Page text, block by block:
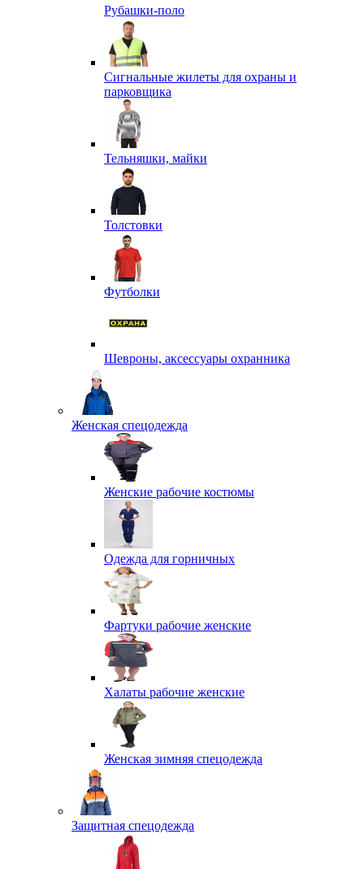
Рубашки-поло
Сигнальные жилеты для охраны и
парковщика
Тельняшки, майки
Толстовки
Футболки
Шевроны, аксессуары охранника
Женская спецодежда
Женские рабочие костюмы
Одежда для горничных
Фартуки рабочие женские
Халаты рабочие женские
Женская зимняя спецодежда
Защитная спецодежда